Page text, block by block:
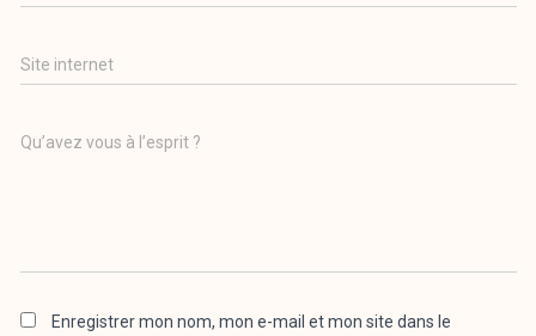
Site internet
Qu’avez vous à l’esprit ?
Enregistrer mon nom, mon e-mail et mon site dans le